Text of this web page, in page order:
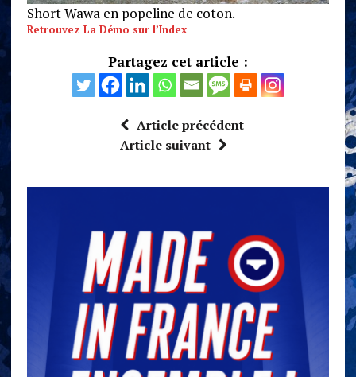
Short Wawa en popeline de coton.
Retrouvez La Démo sur l’Index
Partagez cet article :
Article précédent
Article suivant